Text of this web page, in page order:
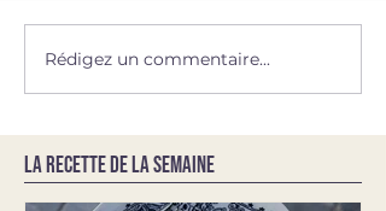
Rédigez un commentaire...
LA RECETTE DE LA SEMAINE